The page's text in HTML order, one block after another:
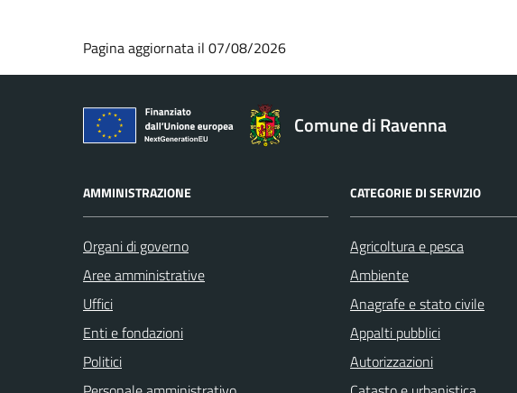
Pagina aggiornata il 07/08/2026
Comune di Ravenna
AMMINISTRAZIONE
Organi di governo
Aree amministrative
Uffici
Enti e fondazioni
Politici
CATEGORIE DI SERVIZIO
Agricoltura e pesca
Ambiente
Anagrafe e stato civile
Appalti pubblici
Autorizzazioni